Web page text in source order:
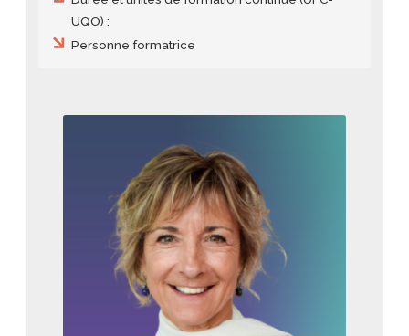
UQO) :
Personne formatrice